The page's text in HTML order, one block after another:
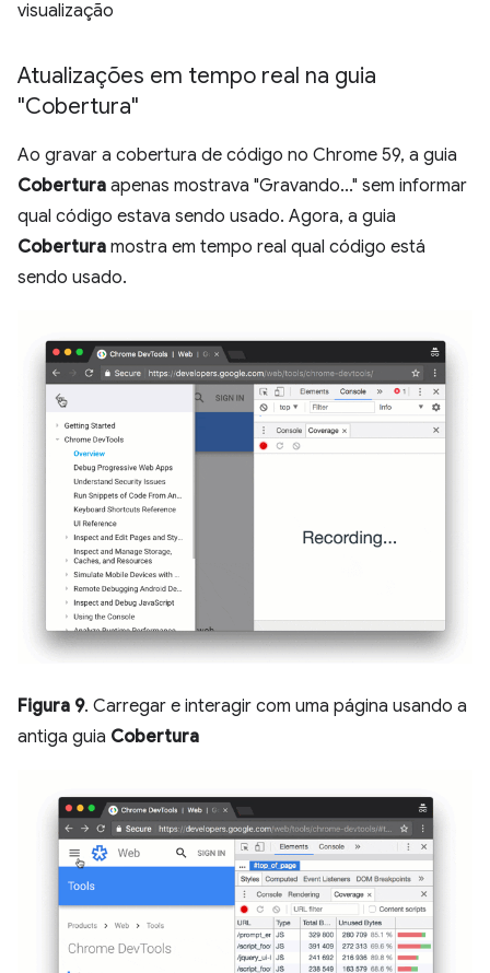
visualização
Atualizações em tempo real na guia
"Cobertura"
Ao gravar a cobertura de código no Chrome 59, a guia
Cobertura apenas mostrava "Gravando..." sem informar
qual código estava sendo usado. Agora, a guia
Cobertura mostra em tempo real qual código está
sendo usado.
Figura 9. Carregar e interagir com uma página usando a
antiga guia Cobertura